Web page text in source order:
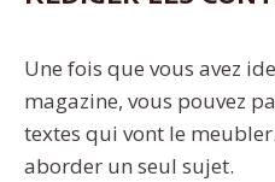
Une fois que vous avez
magazine, vous pouvez
textes qui vont le
aborder un seul sujet.